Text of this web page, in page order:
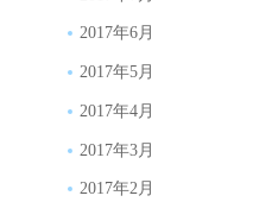
2017年6月
2017年5月
2017年4月
2017年3月
2017年2月